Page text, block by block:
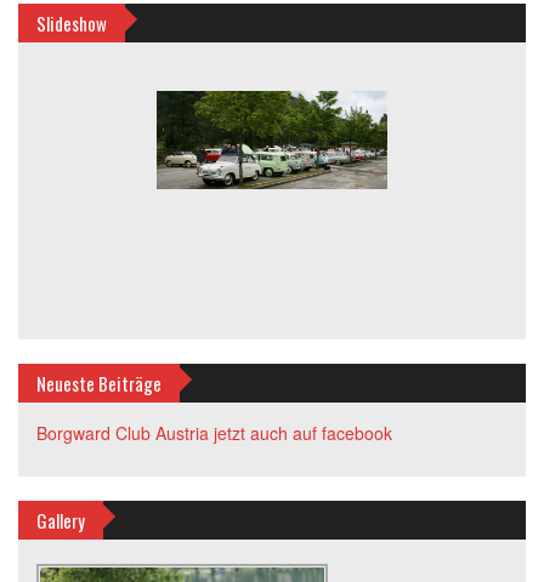
Slideshow
Neueste Beiträge
Borgward Club Austria jetzt auch auf facebook
Gallery